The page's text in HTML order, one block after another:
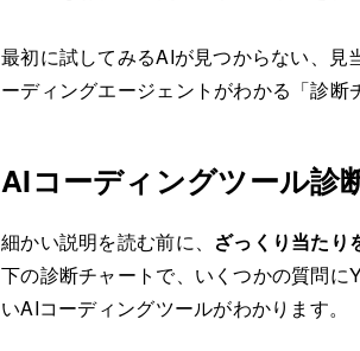
最初に試してみるAIが見つからない、見
ーディングエージェントがわかる「診断
AIコーディングツール診
細かい説明を読む前に、 ざっくり当たり
下の診断チャートで、いくつかの質問
いAIコーディングツールがわかります。